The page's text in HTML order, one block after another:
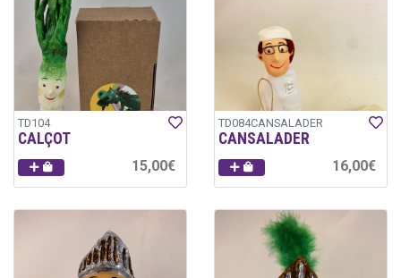
TD104
CALÇOT
15,00€
TD084CANSALADER
CANSALADER
16,00€